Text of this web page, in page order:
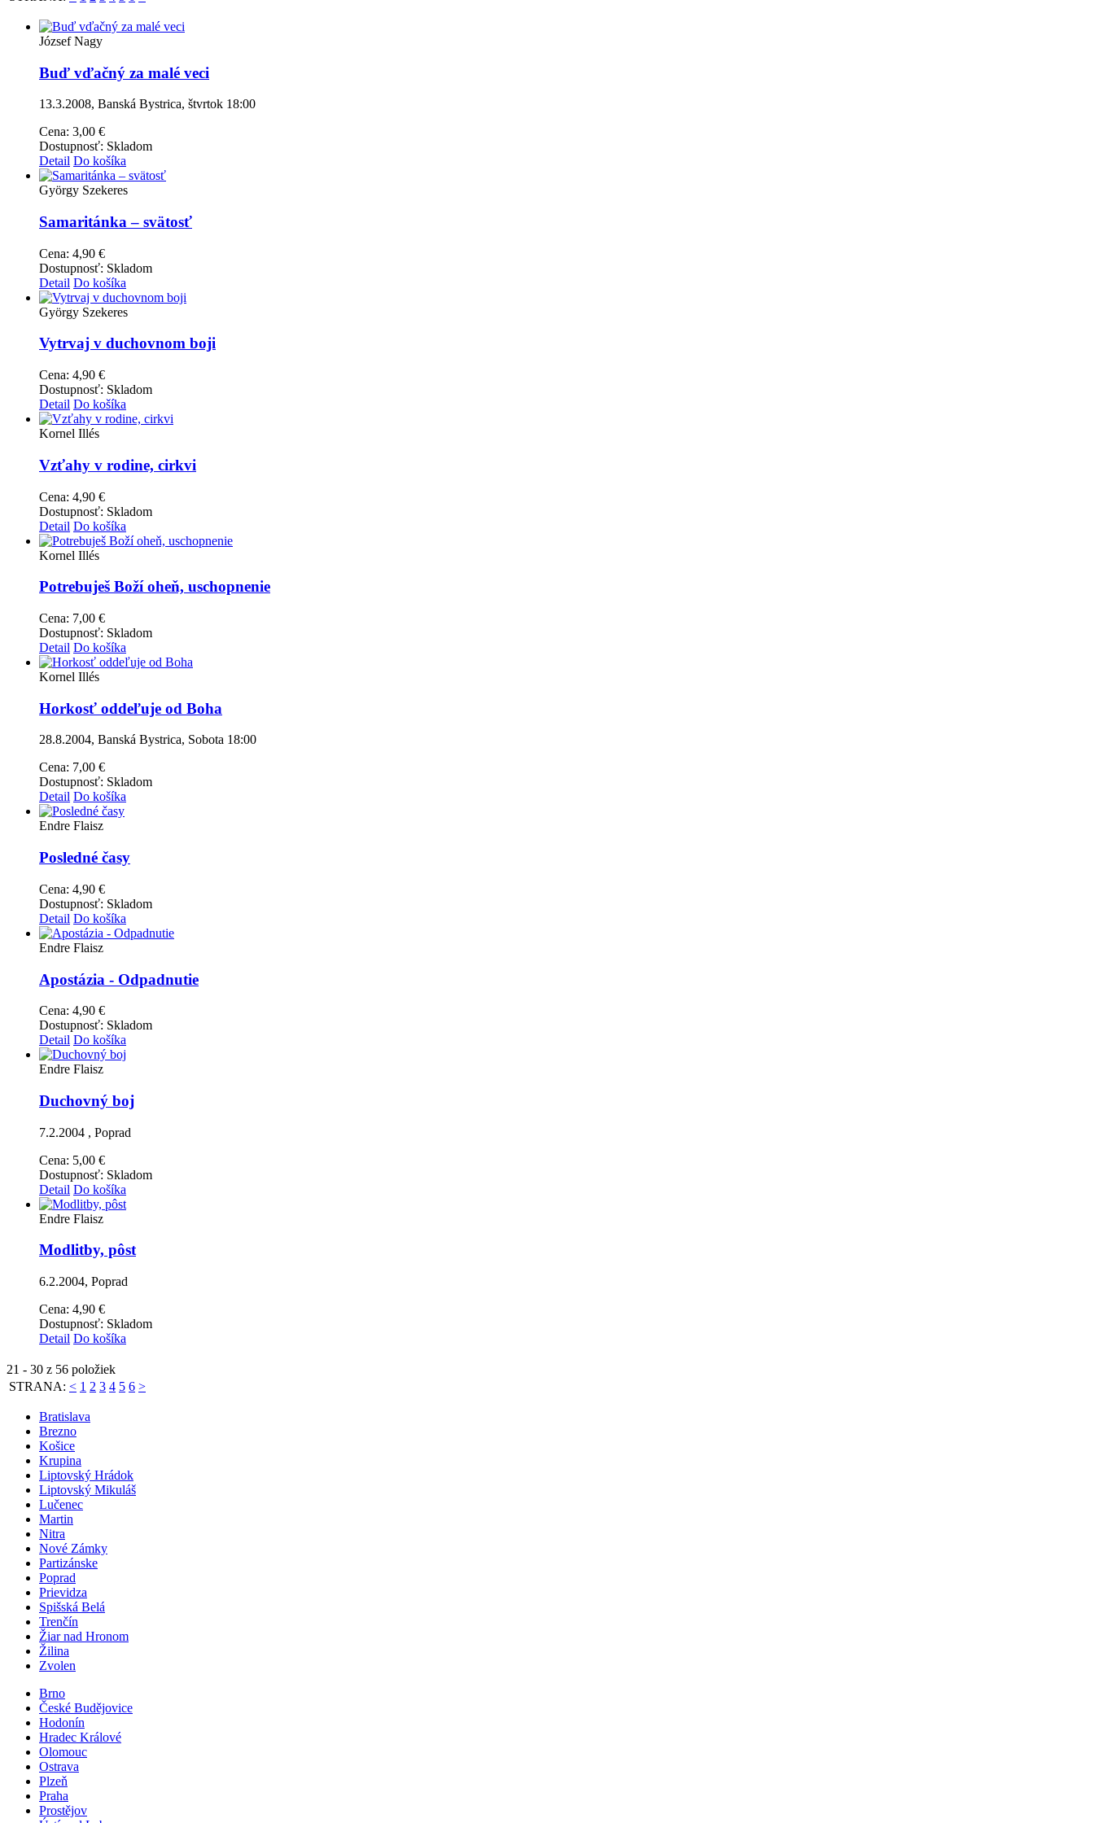
József Nagy
Buď vďačný za malé veci
13.3.2008, Banská Bystrica, štvrtok 18:00
Cena: 3,00 €
Dostupnosť: Skladom
Detail Do košíka
György Szekeres
Samaritánka – svätosť
Cena: 4,90 €
Dostupnosť: Skladom
Detail Do košíka
György Szekeres
Vytrvaj v duchovnom boji
Cena: 4,90 €
Dostupnosť: Skladom
Detail Do košíka
Kornel Illés
Vzťahy v rodine, cirkvi
Cena: 4,90 €
Dostupnosť: Skladom
Detail Do košíka
Kornel Illés
Potrebuješ Boží oheň, uschopnenie
Cena: 7,00 €
Dostupnosť: Skladom
Detail Do košíka
Kornel Illés
Horkosť oddeľuje od Boha
28.8.2004, Banská Bystrica, Sobota 18:00
Cena: 7,00 €
Dostupnosť: Skladom
Detail Do košíka
Endre Flaisz
Posledné časy
Cena: 4,90 €
Dostupnosť: Skladom
Detail Do košíka
Endre Flaisz
Apostázia - Odpadnutie
Cena: 4,90 €
Dostupnosť: Skladom
Detail Do košíka
Endre Flaisz
Duchovný boj
7.2.2004 , Poprad
Cena: 5,00 €
Dostupnosť: Skladom
Detail Do košíka
Endre Flaisz
Modlitby, pôst
6.2.2004, Poprad
Cena: 4,90 €
Dostupnosť: Skladom
Detail Do košíka
21 - 30 z 56 položiek
STRANA: < 1 2 3 4 5 6 >
Bratislava
Brezno
Košice
Krupina
Liptovský Hrádok
Liptovský Mikuláš
Lučenec
Martin
Nitra
Nové Zámky
Partizánske
Poprad
Prievidza
Spišská Belá
Trenčín
Žiar nad Hronom
Žilina
Zvolen
Brno
České Budějovice
Hodonín
Hradec Králové
Olomouc
Ostrava
Plzeň
Praha
Prostějov